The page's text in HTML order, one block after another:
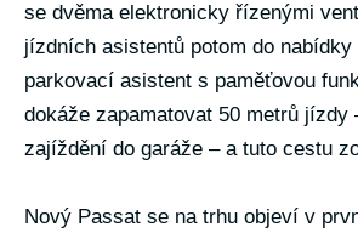
se dvěma elektronicky řízenými
jízdních asistentů potom do
parkovací asistent s paměťovou
dokáže zapamatovat 50 metrů jízdy
zajíždění do garáže – a tuto cestu
Nový Passat se na trhu objeví v